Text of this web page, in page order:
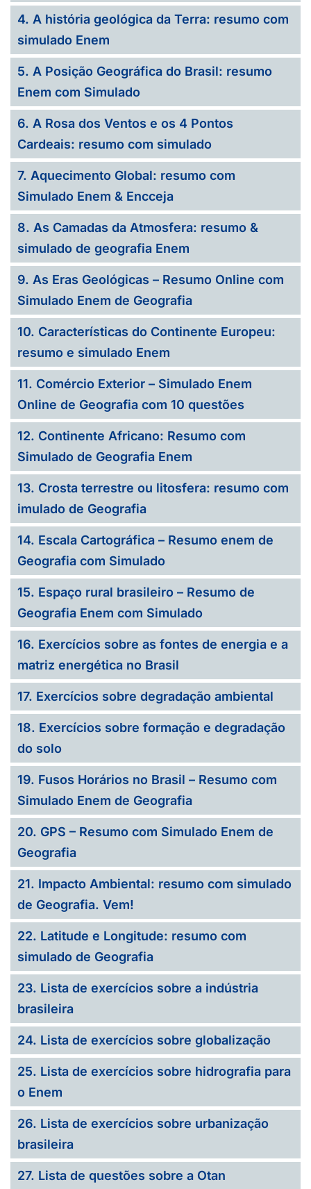
4. A história geológica da Terra: resumo com
simulado Enem
5. A Posição Geográfica do Brasil: resumo
Enem com Simulado
6. A Rosa dos Ventos e os 4 Pontos
Cardeais: resumo com simulado
7. Aquecimento Global: resumo com
Simulado Enem & Encceja
8. As Camadas da Atmosfera: resumo &
simulado de geografia Enem
9. As Eras Geológicas – Resumo Online com
Simulado Enem de Geografia
10. Características do Continente Europeu:
resumo e simulado Enem
11. Comércio Exterior – Simulado Enem
Online de Geografia com 10 questões
12. Continente Africano: Resumo com
Simulado de Geografia Enem
13. Crosta terrestre ou litosfera: resumo com
imulado de Geografia
14. Escala Cartográfica – Resumo enem de
Geografia com Simulado
15. Espaço rural brasileiro – Resumo de
Geografia Enem com Simulado
16. Exercícios sobre as fontes de energia e a
matriz energética no Brasil
17. Exercícios sobre degradação ambiental
18. Exercícios sobre formação e degradação
do solo
19. Fusos Horários no Brasil – Resumo com
Simulado Enem de Geografia
20. GPS – Resumo com Simulado Enem de
Geografia
21. Impacto Ambiental: resumo com simulado
de Geografia. Vem!
22. Latitude e Longitude: resumo com
simulado de Geografia
23. Lista de exercícios sobre a indústria
brasileira
24. Lista de exercícios sobre globalização
25. Lista de exercícios sobre hidrografia para
o Enem
26. Lista de exercícios sobre urbanização
brasileira
27. Lista de questões sobre a Otan